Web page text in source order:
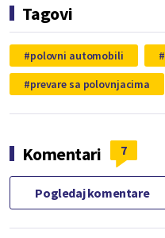
Tagovi
polovni automobili
prevare sa polovnjacima
Komentari 7
Pogledaj komentare